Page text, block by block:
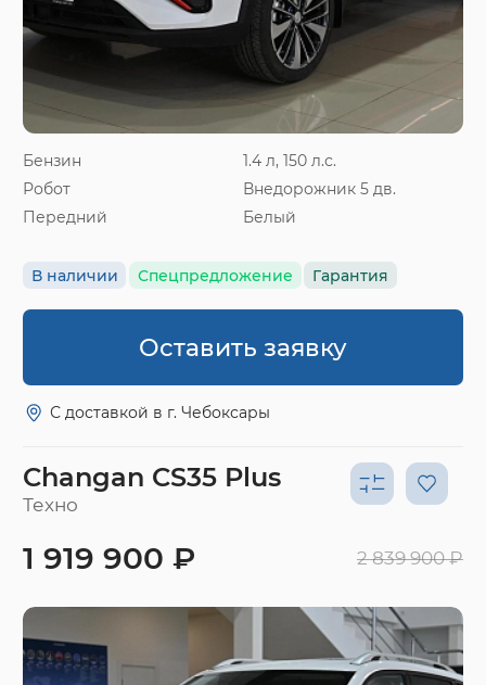
Бензин
1.4 л, 150 л.с.
Робот
Внедорожник 5 дв.
Передний
Белый
В наличии Спецпредложение Гарантия
Оставить заявку
С доставкой в г. Чебоксары
Changan CS35 Plus
Техно
1 919 900 ₽ 2 839 900 ₽